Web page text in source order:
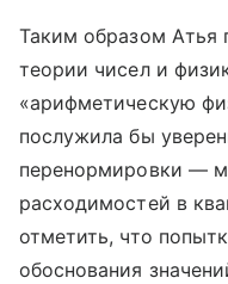
Таким образом Атья
теории чисел и
«арифметическую
послужила бы
перенормировки —
расходимостей в
отметить, что
обоснования